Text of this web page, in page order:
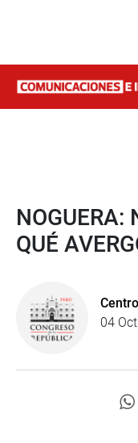
NOGUERA:
QUÉ
04